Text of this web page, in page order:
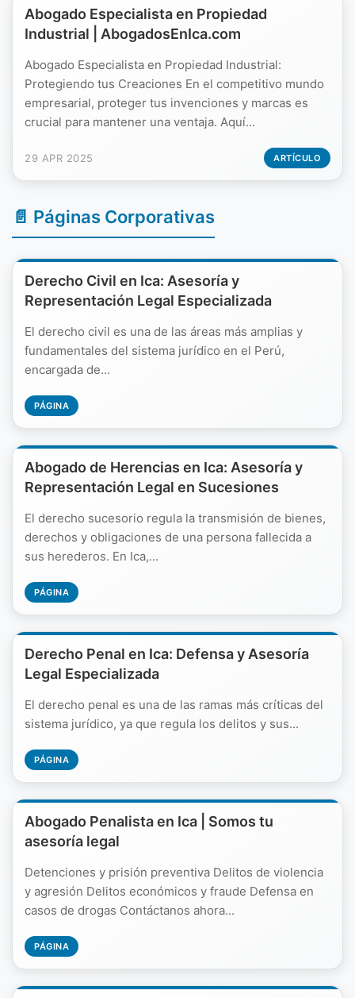
Abogado Especialista en Propiedad
Industrial | AbogadosEnIca.com
Abogado Especialista en Propiedad Industrial:
Protegiendo tus Creaciones En el competitivo mundo
empresarial, proteger tus invenciones y marcas es
crucial para mantener una ventaja. Aquí...
29 APR 2025 ARTÍCULO
📄 Páginas Corporativas
Derecho Civil en Ica: Asesoría y
Representación Legal Especializada
El derecho civil es una de las áreas más amplias y
fundamentales del sistema jurídico en el Perú,
encargada de...
PÁGINA
Abogado de Herencias en Ica: Asesoría y
Representación Legal en Sucesiones
El derecho sucesorio regula la transmisión de bienes,
derechos y obligaciones de una persona fallecida a
sus herederos. En Ica,...
PÁGINA
Derecho Penal en Ica: Defensa y Asesoría
Legal Especializada
El derecho penal es una de las ramas más críticas del
sistema jurídico, ya que regula los delitos y sus...
PÁGINA
Abogado Penalista en Ica | Somos tu
asesoría legal
Detenciones y prisión preventiva Delitos de violencia
y agresión Delitos económicos y fraude Defensa en
casos de drogas Contáctanos ahora...
PÁGINA